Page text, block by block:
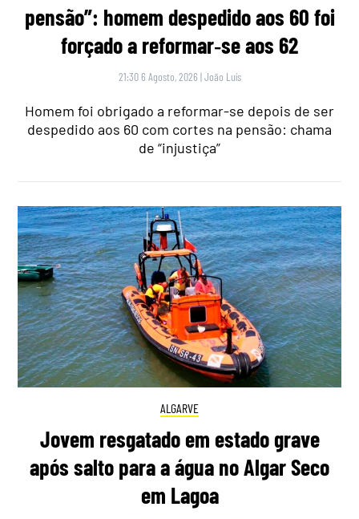
pensão”: homem despedido aos 60 foi
forçado a reformar‑se aos 62
21:30 6 Agosto, 2026 |João Luís
Homem foi obrigado a reformar-se depois de ser
despedido aos 60 com cortes na pensão: chama
de “injustiça”
ALGARVE
Jovem resgatado em estado grave
após salto para a água no Algar Seco
em Lagoa